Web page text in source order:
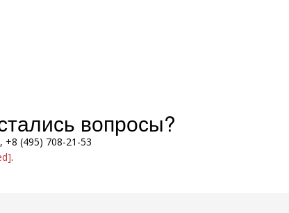
вопросы?
+8 (495) 708-21-53
.